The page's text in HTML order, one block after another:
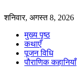
शनिवार, अगस्त 8, 2026
मुख्य पृष्ठ
कथाएँ
पूजन विधि
पौराणिक कहानियाँ